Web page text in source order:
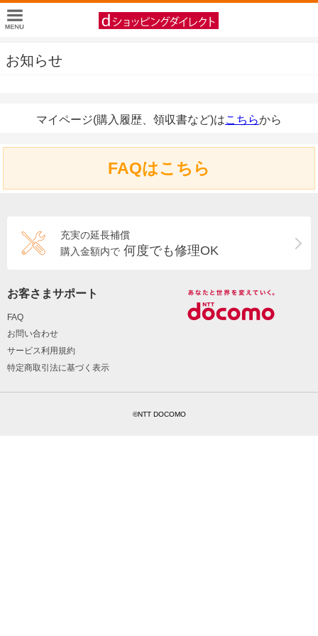
お知らせ
マイページ(購入履歴、領収書など)はこちらから
FAQはこちら
充実の延長補償
購入金額内で 何度でも修理OK
お客さまサポート
FAQ
お問い合わせ
サービス利用規約
特定商取引法に基づく表示
©NTT DOCOMO